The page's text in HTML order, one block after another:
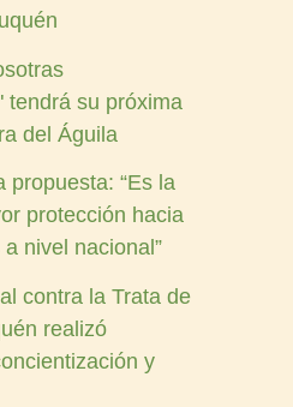
tendrá su próxima
del Águila
propuesta: “Es la
protección hacia
nivel nacional”
contra la Trata de
realizó
y